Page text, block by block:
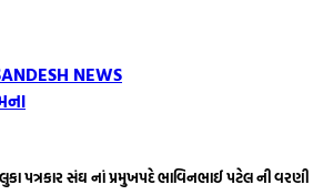
NEWS
પત્રકાર સંઘ નાં પ્રમુખપદે ભાવિનભાઈ પટેલ ની વરણી